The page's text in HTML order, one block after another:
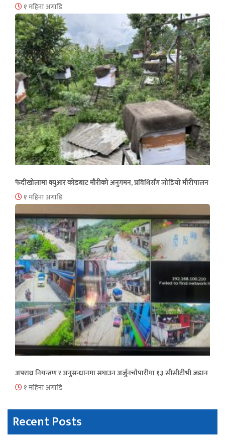
१ महिना अगाडि
फेदीखोलामा क्युआर कोडबाट मौरीको अनुगमन, प्रविधिसँग जोडियो मौरीपालन
१ महिना अगाडि
अपराध नियन्त्रण र अनुसन्धानमा सघाउन अर्जुनचौपारीमा १३ सीसीटीभी जडान
१ महिना अगाडि
Recent Posts